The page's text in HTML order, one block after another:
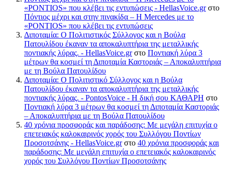
«PONTIOS» που κλέβει τις εντυπώσεις - HellasVoice.grστο
Πόντιος μέχρι και στην πινακίδα – Η Mercedes με το
«PONTIOS» που κλέβει τις εντυπώσεις
Διποταμία: Ο Πολιτιστικός Σύλλογος και η Βούλα
Πατουλίδου έκαναν τα αποκαλυπτήρια της μεταλλικής
ποντιακής λύρας. - HellasVoice.grστο Ποντιακή λύρα 3
μέτρων θα κοσμεί τη Διποταμία Καστοριάς – Αποκαλυπτήρια
με τη Βούλα Πατουλίδου
Διποταμία: Ο Πολιτιστικό Σύλλογος και η Βούλα
Πατουλίδου έκαναν τα αποκαλυπτήρια της μεταλλικής
ποντιακής λύρας. - PontosVoice - H δική σου ΚΑΘΑΡΗ στο
Ποντιακή λύρα 3 μέτρων θα κοσμεί τη Διποταμία Καστοριάς
– Αποκαλυπτήρια με τη Βούλα Πατουλίδου
40 χρόνια προσφοράς και παράδοσης: Με μεγάλη επιτυχία ο
επετειακός καλοκαιρινός χορός του Συλλόγου Ποντίων
Προσοτσάνης - HellasVoice.grστο 40 χρόνια προσφοράς και
παράδοσης: Με μεγάλη επιτυχία ο επετειακός καλοκαιρινός
χορός του Συλλόγου Ποντίων Προσοτσάνης